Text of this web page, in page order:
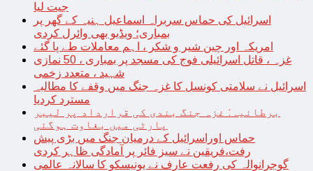
جیت لیا
اسرائیل کی حماس سربراہ اسماعیل ہنیہ کے گھر پر
بمباری؛ ویڈیو بھی وائرل کردی
امریکہ اور چین شیر و شکر ، اہم معاملات طے پا گئے
غزہ ، قاتل اسرائیلی فوج کی مسجد پر بمباری ، 50 نمازی
شہید ، متعدد زخمی
اسرائیل نے سلامتی کونسل کا غزہ جنگ میں وقفے کا مطالبہ
مسترد کردیا
برطانیہ: غزہ جنگ بندی کی قرارداد پر لیبر
پارٹی میں بغاوت ہوگئی
حماس اوراسرائیل کے درمیان جنگ میں بڑی پیش
رفت،فریقین نے سیز فائر پر آمادگی ظاہر کردی
گوجرانوالہ کی رفعت عارف نے یونیسکو کا سالانہ عالمی